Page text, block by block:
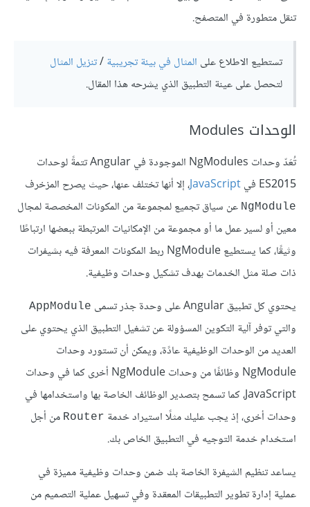
تنقل متطورة في المتصفح.
تستطيع الاطلاع على المثال في بيئة تجريبية/تنزيل المثال
لتحصل على عينة التطبيق الذي يشرحه هذا المقال.
الوحدات Modules
تُعَدّ وحدات NgModules الموجودة في Angular تتمةً لوحدات
ES2015 في
JavaScript، إلا أنها تختلف عنها، حيث يصرح المزخرف
NgModule عن سياق تجميع لمجموعة من المكونات المخصصة لمجال
معين أو لسير عمل ما أو مجموعة من الإمكانيات المرتبطة ببعضها ارتباطًا
وثيقًا، كما يستطيع NgModule ربط المكونات المعرفة فيه بشيفرات
ذات صلة مثل الخدمات بهدف تشكيل وحدات وظيفية.
يحتوي كل تطبيق Angular على وحدة جذر تسمى
AppModule
والتي توفر آلية التكوين المسؤولة عن تشغيل التطبيق الذي يحتوي على
العديد من الوحدات الوظيفية عادًة، ويمكن أن تستورد وحدات
NgModule وظائفًا من وحدات NgModule أخرى كما في وحدات
JavaScript، كما تسمح بتصدير الوظائف الخاصة بها واستخدامها في
وحدات أخرى، إذ يجب عليك مثلًا استيراد خدمة Router من أجل
استخدام خدمة التوجيه في التطبيق الخاص بك.
يساعد تنظيم الشيفرة الخاصة بك ضمن وحدات وظيفية مميزة في
عملية إدارة تطوير التطبيقات المعقدة وفي تسهيل عملية التصميم من